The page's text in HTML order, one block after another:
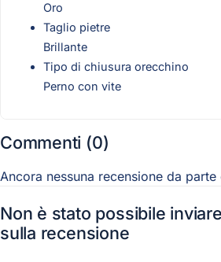
Oro
Taglio pietre
Brillante
Tipo di chiusura orecchino
Perno con vite
Commenti (0)
Ancora nessuna recensione da
Non è stato possibile
sulla recensione